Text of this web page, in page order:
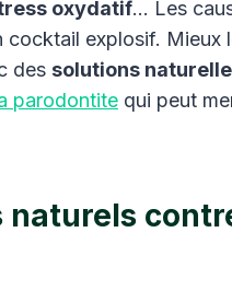
oxydatif… Les
cocktail explosif. Mieux
des solutions
parodontite qui peut
naturels